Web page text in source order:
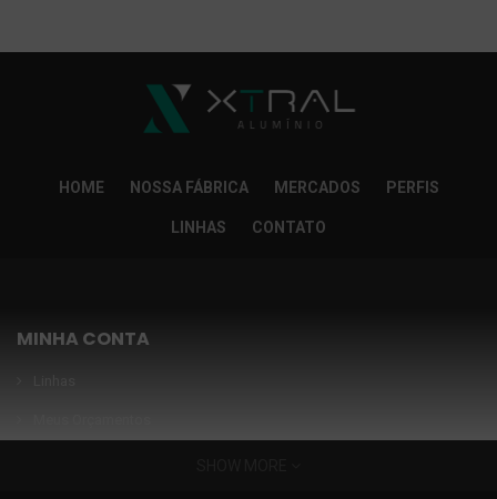
HOME NOSSA FÁBRICA MERCADOS PERFIS
LINHAS CONTATO
MINHA CONTA